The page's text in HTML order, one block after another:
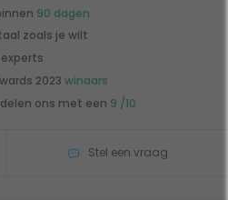
90 dagen
zoals je wilt
2023 winaars
ons met een 9 /10
Stel een vraag